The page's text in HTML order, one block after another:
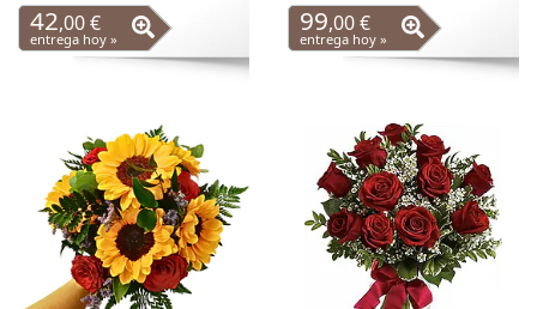
42,00 €
entrega hoy »
99,00 €
entrega hoy »